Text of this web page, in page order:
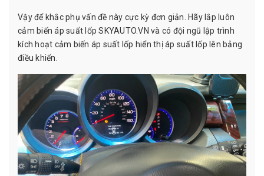
Vậy để khắc phụ vấn đề này cực kỳ đơn giản. Hãy lắp luôn
cảm biến áp suất lốp SKYAUTO.VN và có đội ngũ lập trình
kích hoạt cảm biến áp suất lốp hiển thị áp suất lốp lên bảng
điều khiển.